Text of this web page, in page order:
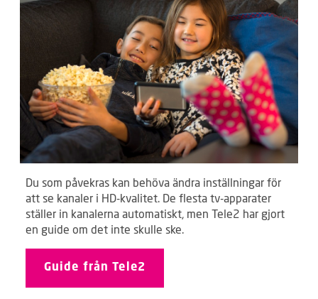
Du som påvekras kan behöva ändra inställningar för
att se kanaler i HD-kvalitet. De flesta tv-apparater
ställer in kanalerna automatiskt, men Tele2 har gjort
en guide om det inte skulle ske.
Guide från Tele2